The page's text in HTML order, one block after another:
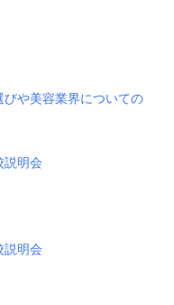
や美容業界についての
説明会
説明会